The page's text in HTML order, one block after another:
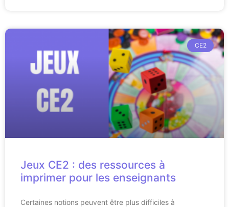
CE2
Jeux CE2 : des ressources à
imprimer pour les enseignants
Certaines notions peuvent être plus difficiles à